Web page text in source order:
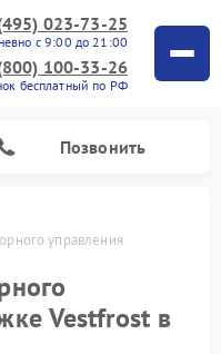
023-73-25
с 9:00 до 21:00
100-33-26
бесплатный по РФ
Позвонить
управления
Vestfrost в